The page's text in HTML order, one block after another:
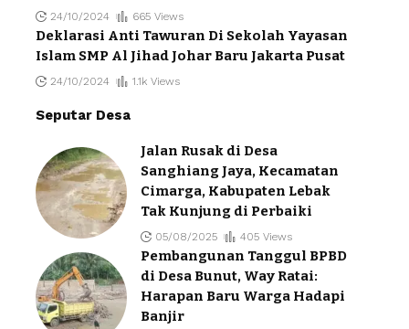
24/10/2024 665 Views
Deklarasi Anti Tawuran Di Sekolah Yayasan
Islam SMP Al Jihad Johar Baru Jakarta Pusat
24/10/2024 1.1k Views
Seputar Desa
Jalan Rusak di Desa
Sanghiang Jaya, Kecamatan
Cimarga, Kabupaten Lebak
Tak Kunjung di Perbaiki
05/08/2025 405 Views
Pembangunan Tanggul BPBD
di Desa Bunut, Way Ratai:
Harapan Baru Warga Hadapi
Banjir